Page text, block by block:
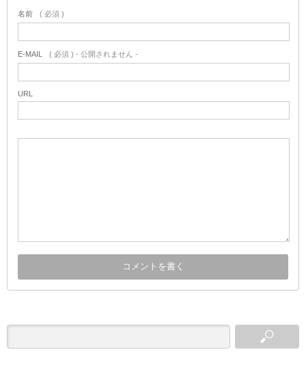
名前 ( 必須 )
E-MAIL ( 必須 ) - 公開されません -
URL